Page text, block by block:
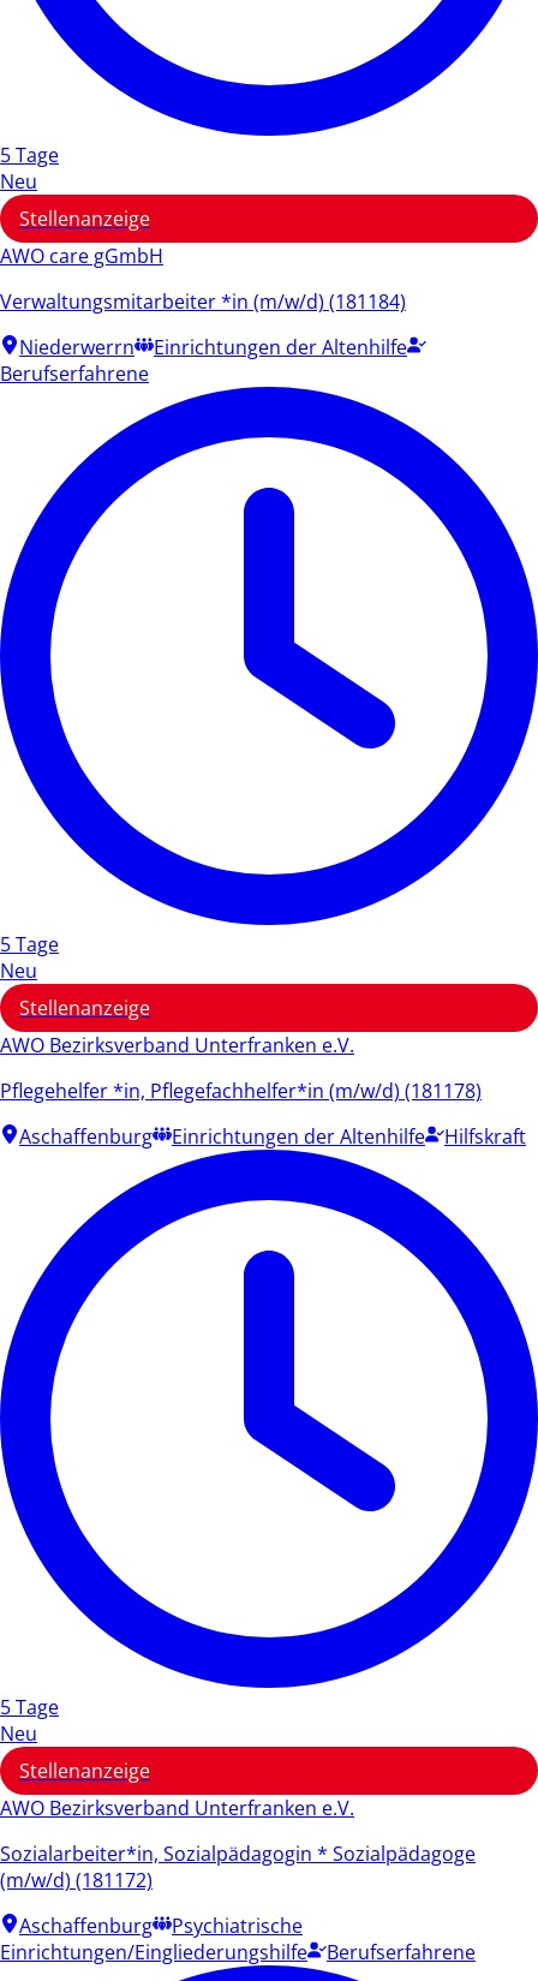
5 Tage
Neu
Stellenanzeige
AWO care gGmbH
Verwaltungsmitarbeiter *in (m/w/d) (181184)
Niederwerrn
Einrichtungen der Altenhilfe
Berufserfahrene
5 Tage
Neu
Stellenanzeige
AWO Bezirksverband Unterfranken e.V.
Pflegehelfer *in, Pflegefachhelfer*in (m/w/d) (181178)
Aschaffenburg
Einrichtungen der Altenhilfe Hilfskraft
5 Tage
Neu
Stellenanzeige
AWO Bezirksverband Unterfranken e.V.
Sozialarbeiter*in, Sozialpädagogin * Sozialpädagoge
(m/w/d) (181172)
Aschaffenburg
Psychiatrische
Einrichtungen/Eingliederungshilfe
Berufserfahrene